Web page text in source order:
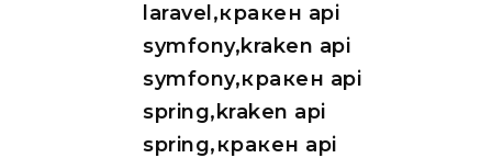
laravel,кракен api
symfony,kraken api
symfony,кракен api
spring,kraken api
spring,кракен api